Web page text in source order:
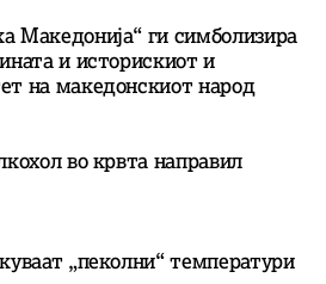
Македонија“ ги симболизира
и историскиот и
на македонскиот народ
во крвта направил
„пеколни“ температури